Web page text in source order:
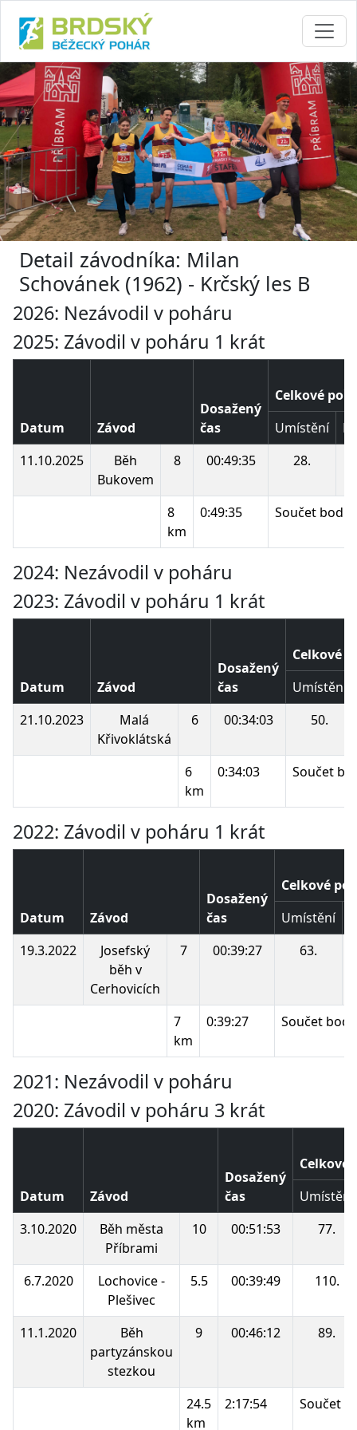
Detail závodníka: Milan
Schovánek (1962) - Krčský les B
2026: Nezávodil v poháru
2025: Závodil v poháru 1 krát
Datum Závod
Dosažený
čas
Celkové
Umístění
11.10.2025
Běh
Bukovem
8 00:49:35 28.
8
km
0:49:35 Součet bodů:
2024: Nezávodil v poháru
2023: Závodil v poháru 1 krát
Datum Závod
Dosažený
čas
Celkové
Umístění
21.10.2023
Malá
Křivoklátská
6 00:34:03 50.
6
km
0:34:03 Součet
2022: Závodil v poháru 1 krát
Datum Závod
Dosažený
čas
Celkové
Umístění
19.3.2022
Josefský
běh v
Cerhovicích
7 00:39:27 63.
7
km
0:39:27 Součet
2021: Nezávodil v poháru
2020: Závodil v poháru 3 krát
Datum Závod
Dosažený
čas
Celkové
Umístění
3.10.2020
Běh města
Příbrami
10 00:51:53 77.
6.7.2020
Lochovice -
Plešivec
5.5 00:39:49 110.
11.1.2020
Běh
partyzánskou
stezkou
9 00:46:12 89.
24.5
km
2:17:54 Součet